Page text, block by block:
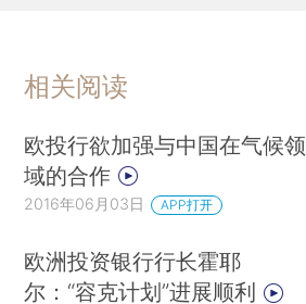
相关阅读
欧投行欲加强与中国在气候领
域的合作
2016年06月03日 APP打开
欧洲投资银行行长霍耶
尔：“容克计划”进展顺利